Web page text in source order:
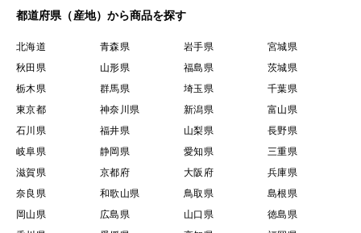
都道府県（産地）から商品を探す
北海道 青森県 岩手県
宮城県
秋田県
山形県 福島県
茨城県
栃木県
群馬県 埼玉県
千葉県
東京都
神奈川県 新潟県
富山県
石川県
福井県 山梨県
長野県
岐阜県
静岡県 愛知県
三重県
滋賀県
京都府 大阪府
兵庫県
奈良県
和歌山県 鳥取県
島根県
岡山県
広島県 山口県
徳島県